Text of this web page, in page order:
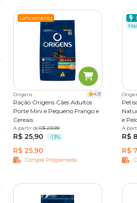
Lançamento
Origens 4.9
Ração Origens Cães Adultos
Porte Mini e Pequeno Frango e
Cereais
1 kg 3 kg 10,1 kg
A partir deR$ 29,99
R$ 25,90 -13%
R$ 25,90
Compra Programada
e
65
A
R$
R$